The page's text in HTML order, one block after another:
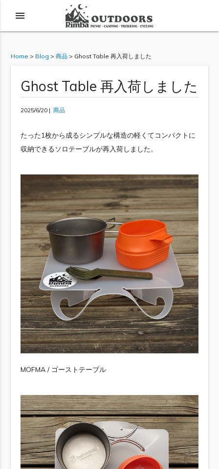
menu
Home > Blog > 商品> Ghost Table 再入荷しました
Ghost Table 再入荷しました
2025/6/20 | 商品
たった1枚から成るシンプルな構造の軽くてコンパクトに
収納できるソロテーブルが再入荷しました。
MOFMA / ゴーストテーブル